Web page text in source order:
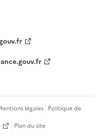
légales Politique de
Plan du site